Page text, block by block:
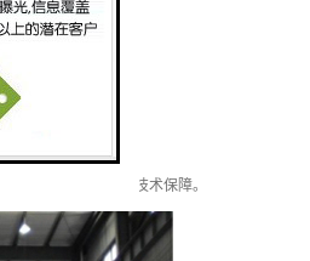
面积的缩小提供了技术保障。